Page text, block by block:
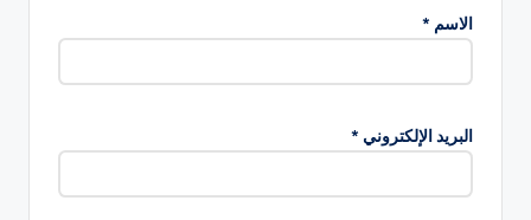
الاسم *
البريد الإلكتروني *